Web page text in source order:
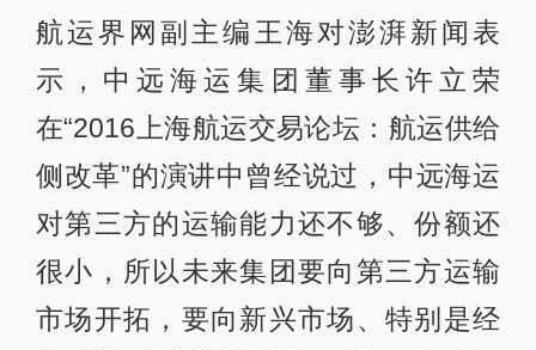
航运界网副主编王海对澎湃新闻表
示，中远海运集团董事长许立荣
在“2016上海航运交易论坛：航运供给
侧改革”的演讲中曾经说过，中远海运
对第三方的运输能力还不够、份额还
很小，所以未来集团要向第三方运输
市场开拓，要向新兴市场、特别是经